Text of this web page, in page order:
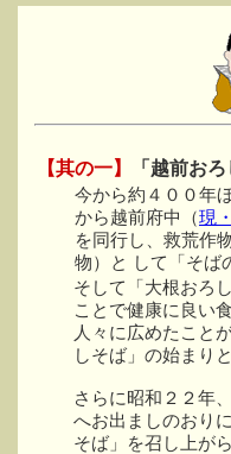
【其の一】 「越前お
今から約４００年
から越前府中（現
を同行し、救荒作
物）と して「そば
そして「大根おろ
ことで健康に良い
人々に広めたこと
しそば」の始まり
さらに昭和２２年
へお出ましのおり
そば」を召し上が